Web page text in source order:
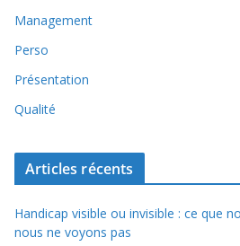
Management
Perso
Présentation
Qualité
Articles récents
Handicap visible ou invisible : ce que
nous ne voyons pas